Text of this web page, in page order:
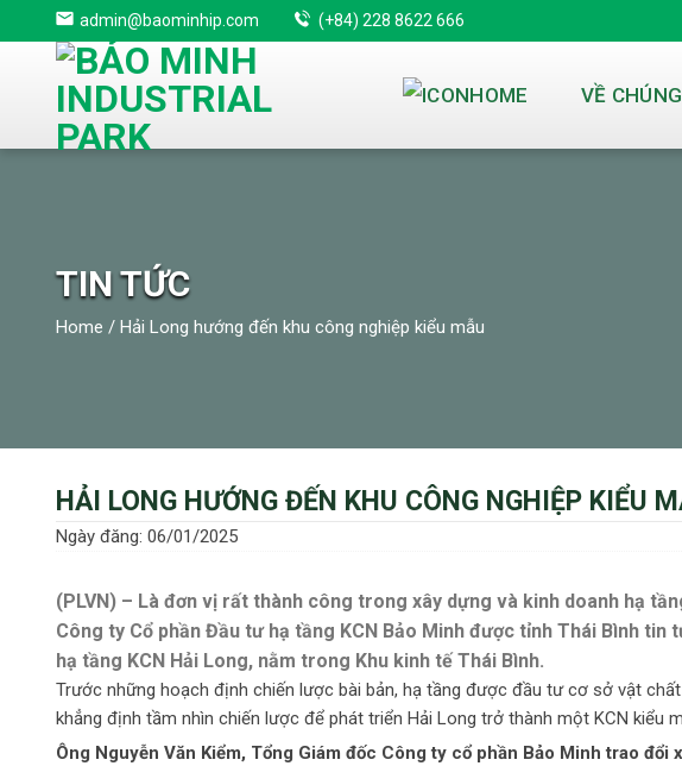
to
admin@baominhip.com (+84) 228 8622 666
VỀ
TIN TỨC
Home / Hải Long hướng đến khu công nghiệp kiểu mẫu
HẢI LONG HƯỚNG ĐẾN KHU CÔNG NGHIỆP KIỂU
Ngày đăng: 06/01/2025
(PLVN) – Là đơn vị rất thành công trong xây dựng và kinh doanh hạ
Công ty Cổ phần Đầu tư hạ tầng KCN Bảo Minh được tỉnh Thái Bình
hạ tầng KCN Hải Long, nằm trong Khu kinh tế Thái Bình.
Trước những hoạch định chiến lược bài bản, hạ tầng được đầu tư cơ sở vật
khẳng định tầm nhìn chiến lược để phát triển Hải Long trở thành một KCN kiểu
Ông Nguyễn Văn Kiểm, Tổng Giám đốc Công ty cổ phần Bảo Minh trao đổi